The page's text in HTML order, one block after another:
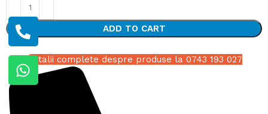
ADD TO CART
Detalii complete despre produse la 0743 193 027